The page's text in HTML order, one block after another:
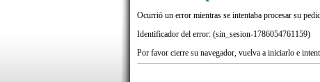
Ocurrió un error mientras se intentaba procesar su
Identificador del error: (sin_sesion-1786054761159)
Por favor cierre su navegador, vuelva a iniciarlo e